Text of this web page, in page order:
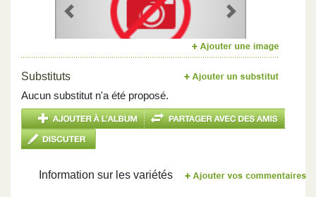
Previous Next
Substituts
Aucun substitut n'a été proposé.
Information sur les variétés